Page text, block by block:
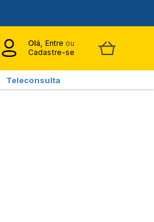
Olá, Entre ou
Cadastre-se
Teleconsulta